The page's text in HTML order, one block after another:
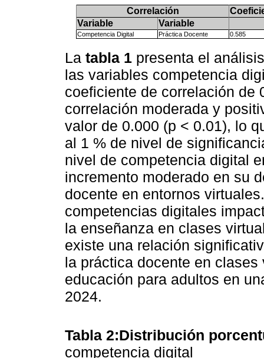
Correlación
Variable
Variable
Competencia Digital Práctica Docente 0.585
La tabla 1 presenta el
las variables competencia
coeficiente de correlación de
correlación moderada y
valor de 0.000 (p < 0.01), lo
al 1 % de nivel de
nivel de competencia digital
incremento moderado en su
docente en entornos
competencias digitales
la enseñanza en clases
existe una relación
la práctica docente en
educación para adultos en
2024.
Tabla 2:Distribución
competencia digital